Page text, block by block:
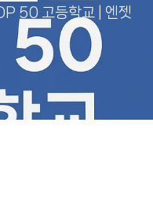
50 고등학교 | 엔젯